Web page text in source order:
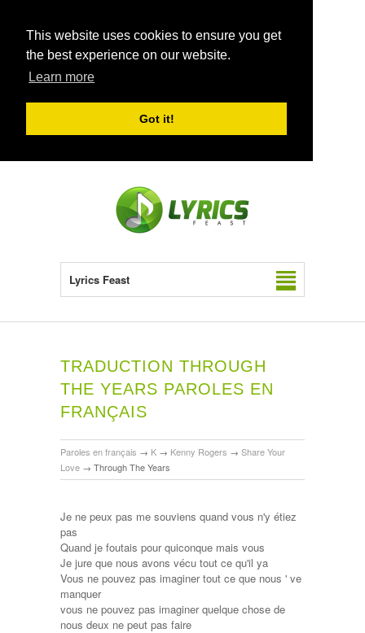
This website uses cookies to ensure you get
the best experience on our website.
Learn more
Got it!
Lyrics Feast
TRADUCTION THROUGH
THE YEARS PAROLES EN
FRANÇAIS
Paroles en français → K → Kenny Rogers → Share Your
Love → Through The Years
Je ne peux pas me souviens quand vous n'y étiez
pas
Quand je foutais pour quiconque mais vous
Je jure que nous avons vécu tout ce qu'il ya
Vous ne pouvez pas imaginer tout ce que nous ' ve
manquer
vous ne pouvez pas imaginer quelque chose de
nous deux ne peut pas faire